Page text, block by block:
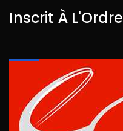
Inscrit À L'Ordre